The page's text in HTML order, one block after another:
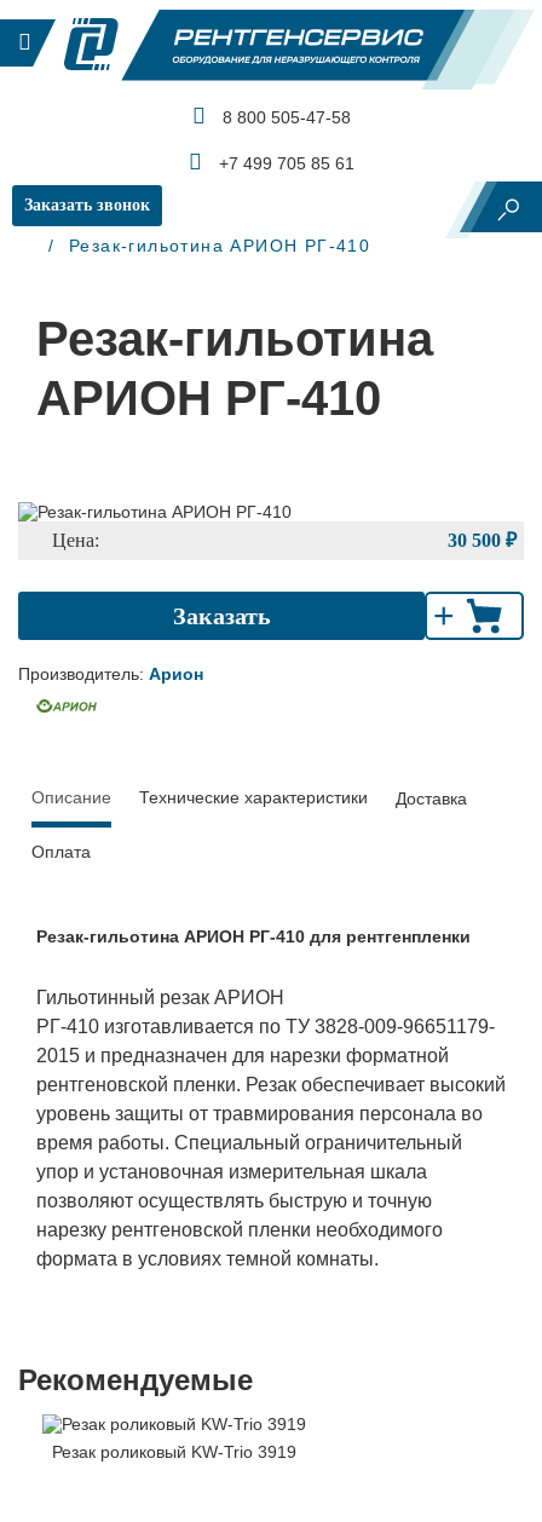
8 800 505-47-58
+7 499 705 85 61
Заказать звонок
Главная Рентгеновский контроль
Резаки
Резак-гильотина АРИОН РГ-410
Резак-гильотина
АРИОН РГ-410
30 500 ₽
Цена:
Заказать +
Производитель: Арион
Описание Технические характеристики Доставка
Оплата
Резак-гильотина АРИОН РГ-410 для рентгенпленки
Гильотинный резак АРИОН
РГ-410 изготавливается по ТУ 3828-009-96651179-
2015 и предназначен для нарезки форматной
рентгеновской пленки. Резак обеспечивает высокий
уровень защиты от травмирования персонала во
время работы. Специальный ограничительный
упор и установочная измерительная шкала
позволяют осуществлять быструю и точную
нарезку рентгеновской пленки необходимого
формата в условиях темной комнаты.
Рекомендуемые
Резак роликовый KW-Trio 3919